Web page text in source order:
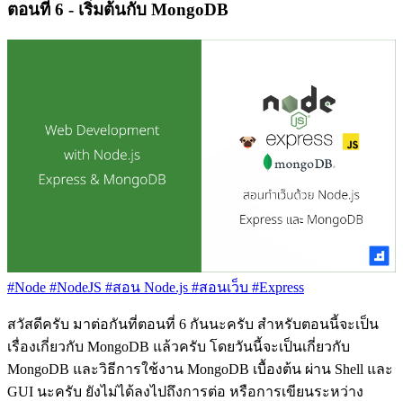
ตอนที่ 6 - เริ่มต้นกับ MongoDB
#Node #NodeJS #สอน Node.js #สอนเว็บ #Express
สวัสดีครับ มาต่อกันที่ตอนที่ 6 กันนะครับ สำหรับตอนนี้จะเป็น
เรื่องเกี่ยวกับ MongoDB แล้วครับ โดยวันนี้จะเป็นเกี่ยวกับ
MongoDB และวิธีการใช้งาน MongoDB เบื้องต้น ผ่าน Shell และ
GUI นะครับ ยังไม่ได้ลงไปถึงการต่อ หรือการเขียนระหว่าง